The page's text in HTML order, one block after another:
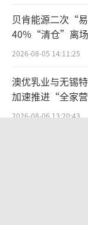
此外，被
股票、债券
场，还可以
日股、欧股
基金风格漂移
贝肯能源二次“
40%“清仓”离场
宏科百世拟入主
2026-08-05 14:11:25
澳优乳业与无锡
加速推进“全家
2026-08-06 13:20:43